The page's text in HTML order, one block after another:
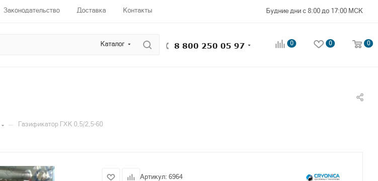
Законодательство Доставка Контакты Будние дни с 8:00 до 17:00 МСК
Каталог 8 800 250 05 97 0 0 0
— Газификатор ГХК 0,5/2,5-60
Артикул: 6964